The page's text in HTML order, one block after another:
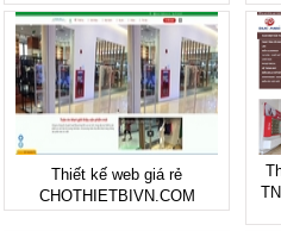
Thiết kế web giá rẻ
CHOTHIETBIVN.COM